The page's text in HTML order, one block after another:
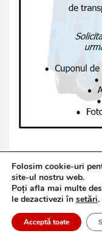
Politică de
Folosim cookie-uri
site-ul nostru web.
Poți afla mai multe
le dezactivezi în setări.
Acceptă toate